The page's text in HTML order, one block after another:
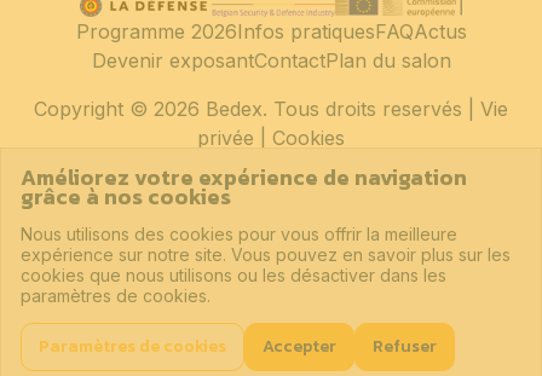
Copyright © 2026 Bedex. Tous droits reservés | Vie
privée
Cookies
Programme 2026Infos pratiquesFAQActus
Devenir exposantContactPlan du salon
Améliorez votre expérience de navigation
grâce à nos cookies
Nous utilisons des cookies pour vous offrir la meilleure
expérience sur notre site. Vous pouvez en savoir plus sur les
cookies que nous utilisons ou les désactiver dans les
paramètres de cookies.
Paramètres de cookies Accepter Refuser